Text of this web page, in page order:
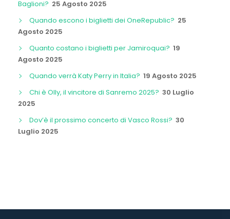
Baglioni? 25 Agosto 2025
Quando escono i biglietti dei OneRepublic? 25
Agosto 2025
Quanto costano i biglietti per Jamiroquai? 19
Agosto 2025
Quando verrà Katy Perry in Italia? 19 Agosto 2025
Chi è Olly, il vincitore di Sanremo 2025? 30 Luglio
2025
Dov’è il prossimo concerto di Vasco Rossi? 30
Luglio 2025